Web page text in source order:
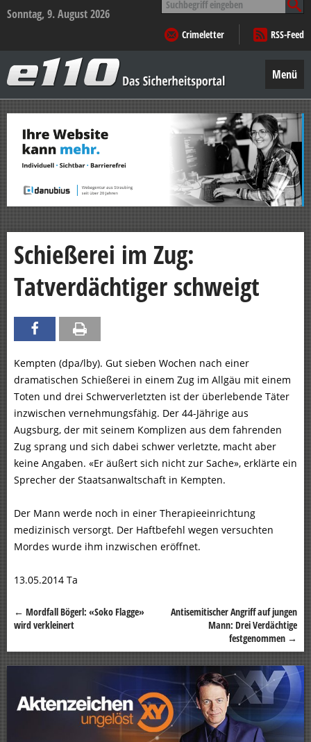
Sonntag, 9. August 2026
nach:
Crimeletter
RSS-Feed
–
Das
Sicherheitsportal
Menü
Zum
Inhalt
springen
Schießerei im Zug:
Tatverdächtiger schweigt
Kempten (dpa/lby). Gut sieben Wochen nach einer
dramatischen Schießerei in einem Zug im Allgäu mit einem
Toten und drei Schwerverletzten ist der überlebende Täter
inzwischen vernehmungsfähig. Der 44-Jährige aus
Augsburg, der mit seinem Komplizen aus dem fahrenden
Zug sprang und sich dabei schwer verletzte, macht aber
keine Angaben. «Er äußert sich nicht zur Sache», erklärte ein
Sprecher der Staatsanwaltschaft in Kempten.
Der Mann werde noch in einer Therapieeinrichtung
medizinisch versorgt. Der Haftbefehl wegen versuchten
Mordes wurde ihm inzwischen eröffnet.
13.05.2014 Ta
Beitragsnavigation
← Mordfall Bögerl: «Soko Flagge»
wird verkleinert
Antisemitischer Angriff auf jungen
Mann: Drei Verdächtige
festgenommen →